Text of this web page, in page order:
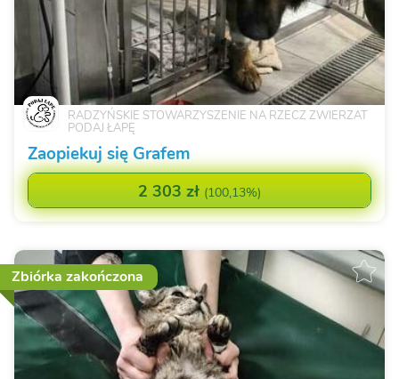
RADZYŃSKIE STOWARZYSZENIE NA RZECZ ZWIERZAT
PODAJ ŁAPĘ
Zaopiekuj się Grafem
2 303 zł (100,13%)
Zbiórka zakończona